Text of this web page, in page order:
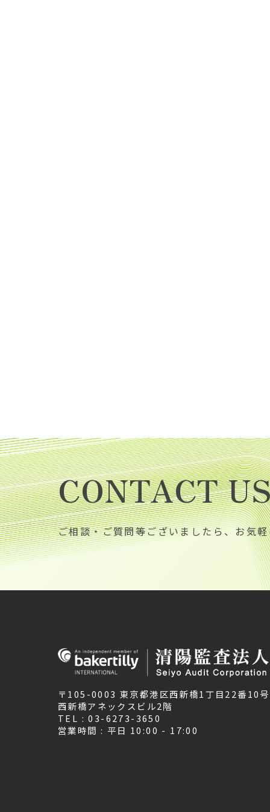
CONTACT
ご相談・ご質問等ございましたら、お気
〒105-0003 東京都港区西新橋1丁目22番10号
西新橋アネックスビル2階
TEL : 03-6273-3650
営業時間 : 平日 10:00 - 17:00